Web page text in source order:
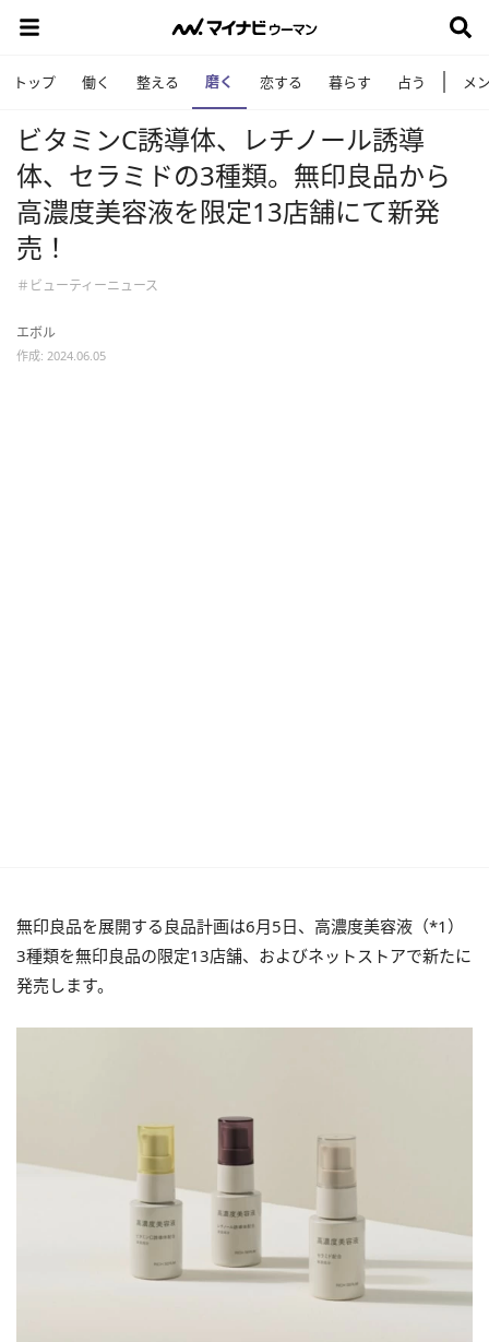
トップ 働く 整える 磨く 恋する 暮らす 占う メ
ビタミンC誘導体、レチノール誘導
体、セラミドの3種類。無印良品から
高濃度美容液を限定13店舗にて新発
売！
＃ビューティーニュース
エボル
作成: 2024.06.05
無印良品を展開する良品計画は6月5日、高濃度美容液（*1）
3種類を無印良品の限定13店舗、およびネットストアで新たに
発売します。